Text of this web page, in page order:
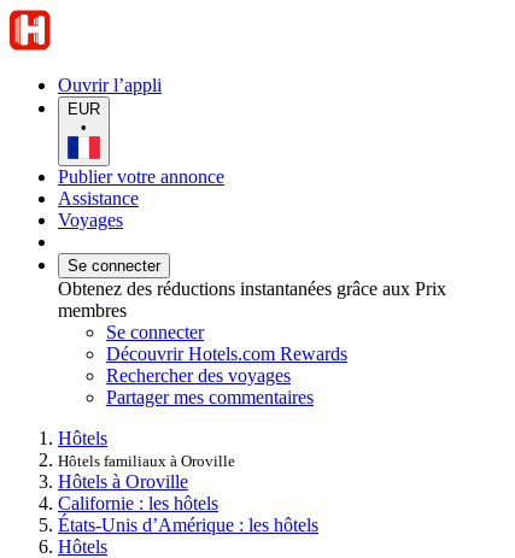
Ouvrir l’appli
EUR
•
Publier votre annonce
Assistance
Voyages
Se connecter
Obtenez des réductions instantanées grâce aux Prix
membres
Se connecter
Découvrir Hotels.com Rewards
Rechercher des voyages
Partager mes commentaires
Hôtels
Hôtels familiaux à Oroville
Hôtels à Oroville
Californie : les hôtels
États-Unis d’Amérique : les hôtels
Hôtels